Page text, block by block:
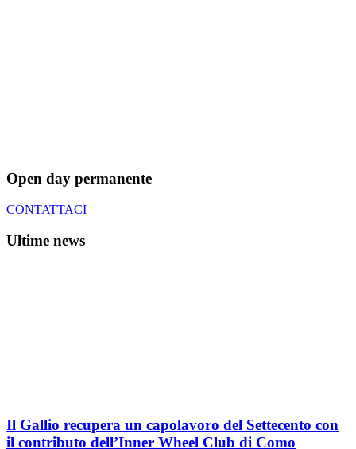
Open day permanente
CONTATTACI
Ultime news
Il Gallio recupera un capolavoro del Settecento con
il contributo dell’Inner Wheel Club di Como